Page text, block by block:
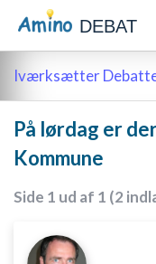
DEBAT
Iværksætter
På lørdag er
Kommune
Side 1 ud af 1 (2